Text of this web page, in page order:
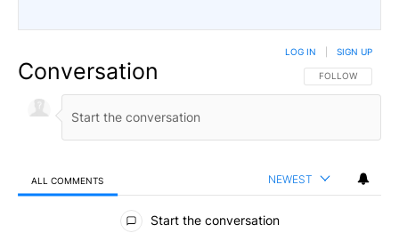
Conversation FOLLOW THIS
FOLLOW
LOG IN SIGN UP
ALL COMMENTS NEWEST
All Comments
Start the conversation